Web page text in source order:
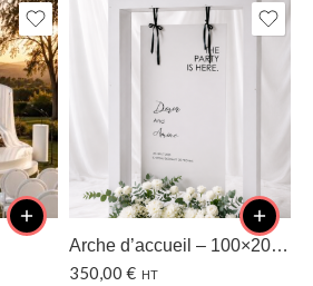
Arche d’accueil – 100×200 CM
350,00 € HT